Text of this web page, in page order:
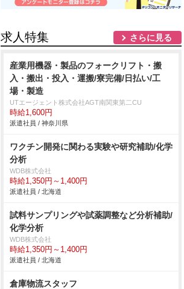
求人特集 さらに見る
産業用機器・製品のフォークリフト・搬
入・搬出・投入・運搬/寮完備/日払い/工
場・製造
UTエージェント株式会社AGT南関東第二CU
時給1,600円
派遣社員 / 神奈川県
ワクチン開発に関わる実験や研究補助/化学
分析
WDB株式会社
時給1,350円～1,400円
派遣社員 / 北海道
試料サンプリングや試薬調整など分析補助/
化学分析
WDB株式会社
時給1,350円～1,400円
派遣社員 / 北海道
倉庫物流スタッフ